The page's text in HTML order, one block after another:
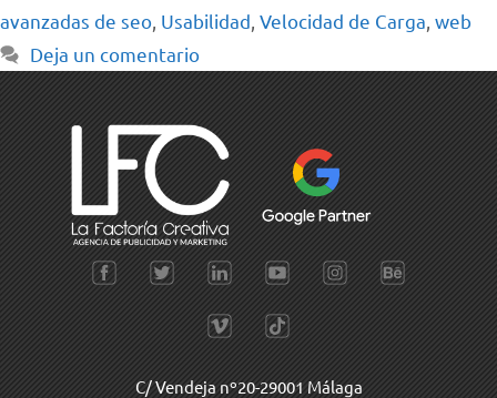
avanzadas de seo Usabilidad Velocidad de Carga web
Deja un comentario
C/ Vendeja nº20-29001 Málaga